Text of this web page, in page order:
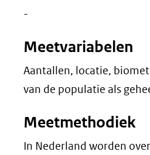
-
Meetvariabelen
Aantallen, locatie,
van de populatie als
Meetmethodiek
In Nederland worden